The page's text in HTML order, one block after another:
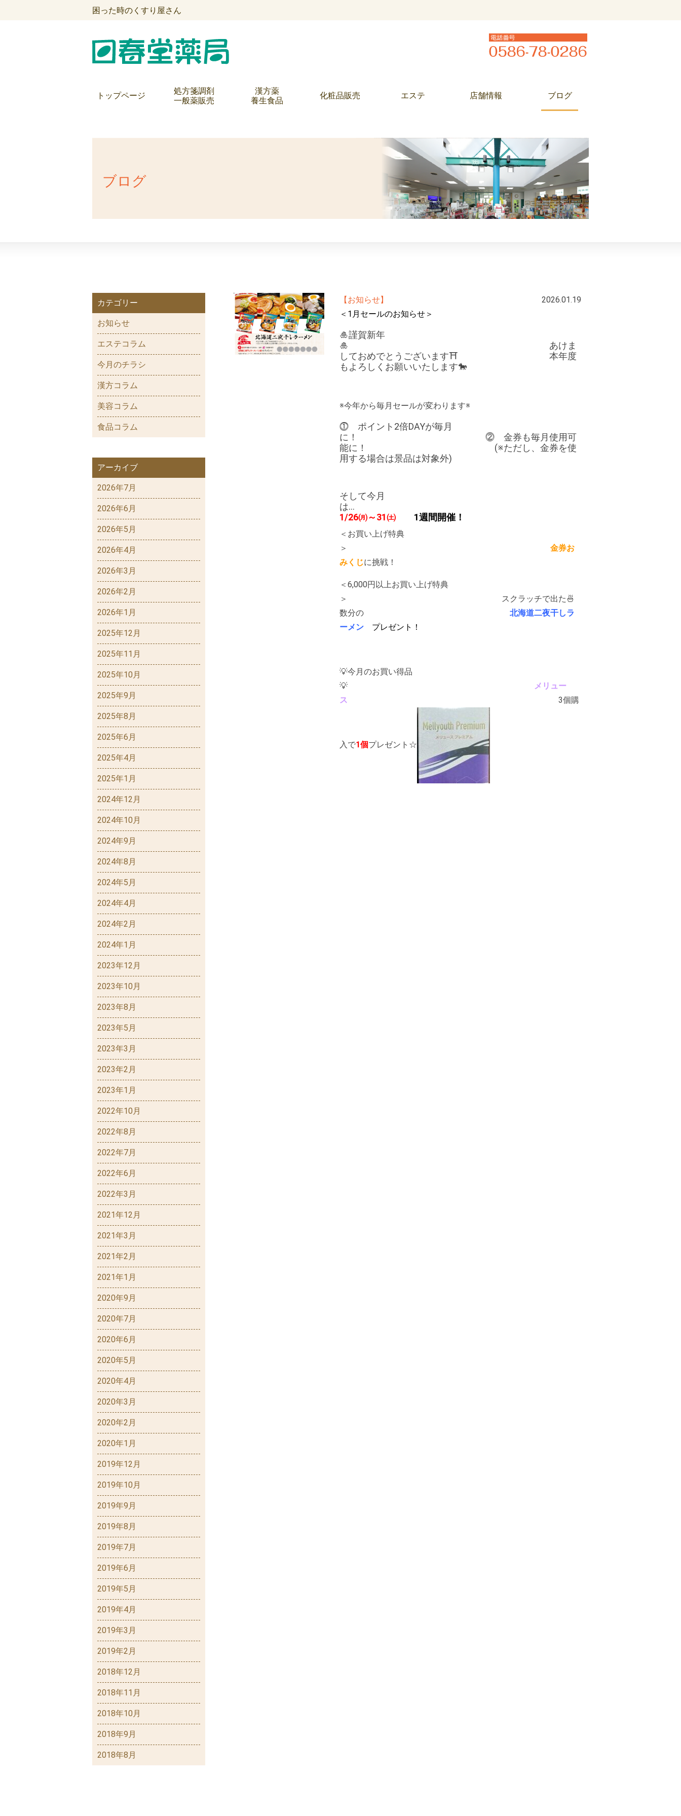
困った時のくすり屋さん
トップページ
処方箋調剤
一般薬販売
漢方薬
養生食品
化粧品販売 エステ 店舗情報 ブログ
ブログ
カテゴリー
お知らせ
エステコラム
今月のチラシ
漢方コラム
美容コラム
食品コラム
アーカイブ
2026年7月
2026年6月
2026年5月
2026年4月
2026年3月
2026年2月
2026年1月
2025年12月
2025年11月
2025年10月
2025年9月
2025年8月
2025年6月
2025年4月
2025年1月
2024年12月
2024年10月
2024年9月
2024年8月
2024年5月
2024年4月
2024年2月
2024年1月
2023年12月
2023年10月
2023年8月
2023年5月
2023年3月
2023年2月
2023年1月
2022年10月
2022年8月
2022年7月
2022年6月
2022年3月
2021年12月
2021年3月
2021年2月
2021年1月
2020年9月
2020年7月
2020年6月
2020年5月
2020年4月
2020年3月
2020年2月
2020年1月
2019年12月
2019年10月
2019年9月
2019年8月
2019年7月
2019年6月
2019年5月
2019年4月
2019年3月
2019年2月
2018年12月
2018年11月
2018年10月
2018年9月
2018年8月
2026.01.19
【お知らせ】
＜1月セールのお知らせ＞
🎍謹賀新年
🎍 あけま
しておめでとうございます⛩️ 本年度
もよろしくお願いいたします🐎
※今年から毎月セールが変わります※
⓵ ポイント2倍DAYが毎月
に！ ⓶ 金券も毎月使用可
能に！ (※ただし、金券を使
用する場合は景品は対象外)
そして今月
は…
1/26㈪～31㈯ 1週間開催！
＜お買い上げ特典
＞ 金券お
みくじに挑戦！
＜6,000円以上お買い上げ特典
＞ スクラッチで出た🍜
数分の 北海道二夜干しラ
ーメン
プレゼント！
💡今月のお買い得品
💡 メリュー
ス
3個購
入で1個プレゼント☆